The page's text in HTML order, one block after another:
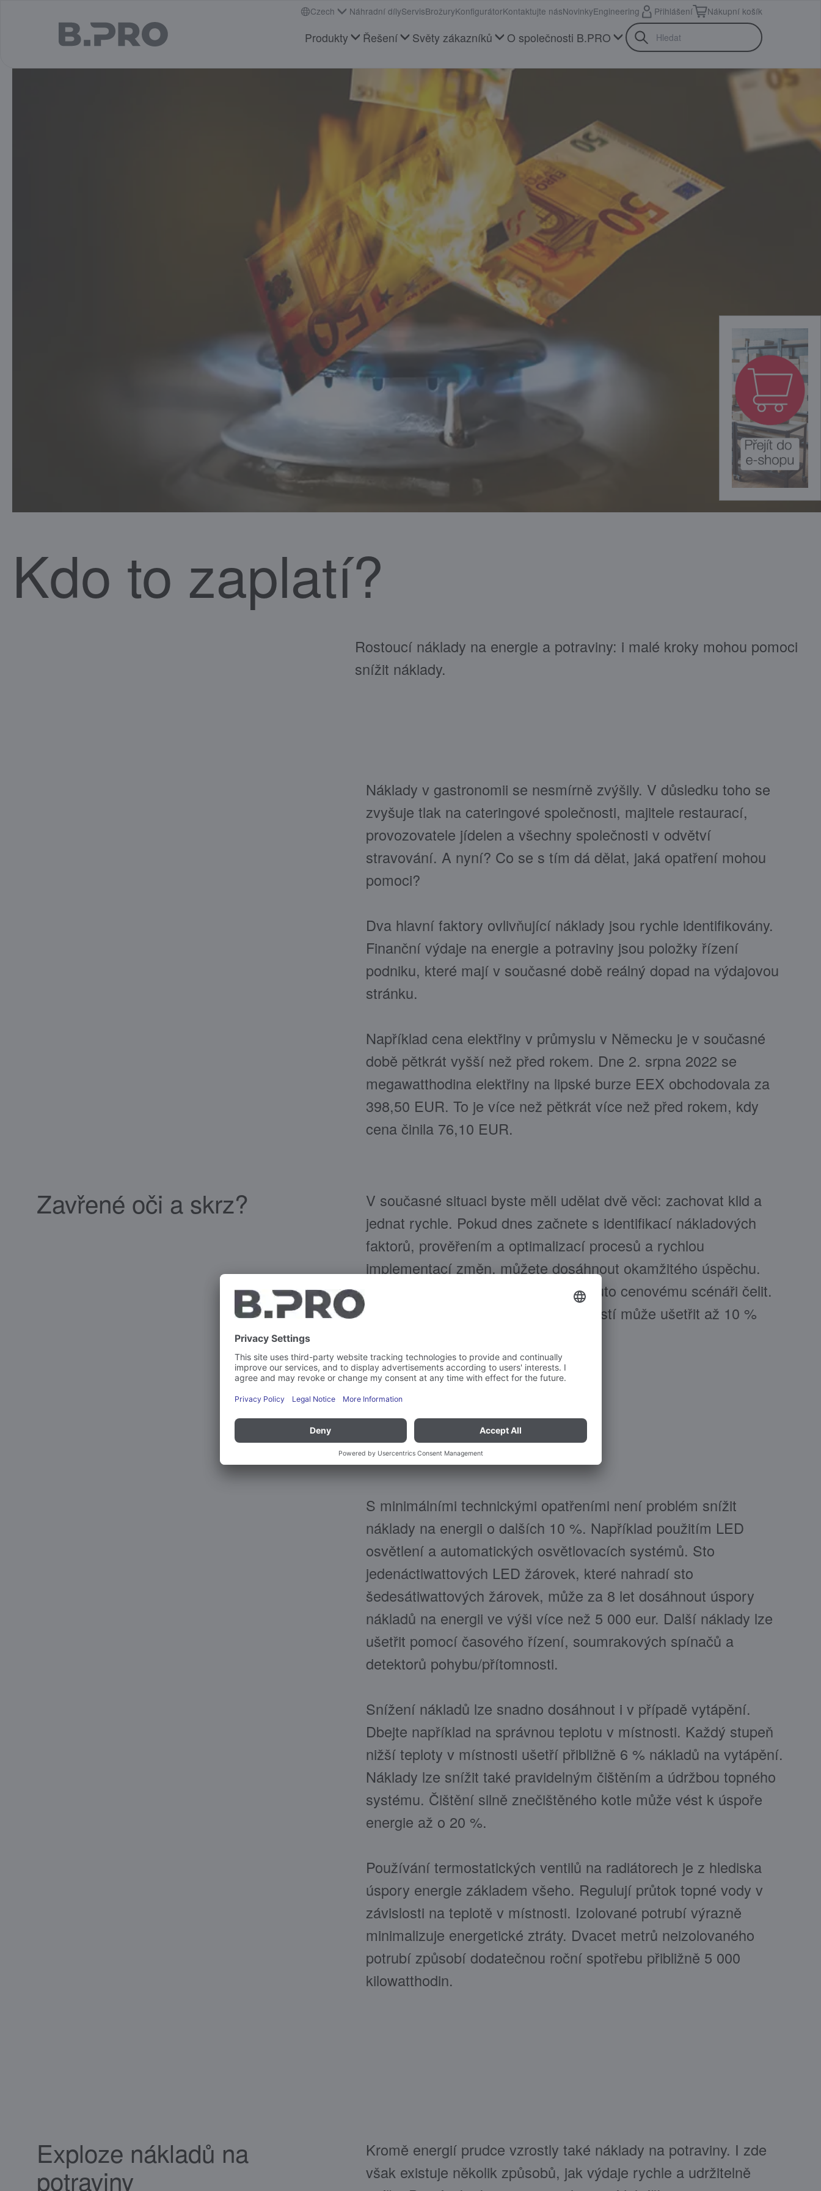
Produkty Řešení Světy zákazníků O společnosti B.PRO
Czech Náhradní dílyServisBrožuryKonfigurátorKontaktujte násNovinkyEngineering Přihlášení Nákupní košík
Kdo to zaplatí?
Rostoucí náklady na energie a potraviny: i malé kroky mohou pomoci
snížit náklady.
Náklady v gastronomii se nesmírně zvýšily. V důsledku toho se
zvyšuje tlak na cateringové společnosti, majitele restaurací,
provozovatele jídelen a všechny společnosti v odvětví
stravování. A nyní? Co se s tím dá dělat, jaká opatření mohou
pomoci?
Dva hlavní faktory ovlivňující náklady jsou rychle identifikovány.
Finanční výdaje na energie a potraviny jsou položky řízení
podniku, které mají v současné době reálný dopad na výdajovou
stránku.
Například cena elektřiny v průmyslu v Německu je v současné
době pětkrát vyšší než před rokem. Dne 2. srpna 2022 se
megawatthodina elektřiny na lipské burze EEX obchodovala za
398,50 EUR. To je více než pětkrát více než před rokem, kdy
cena činila 76,10 EUR.
Zavřené oči a skrz?
V současné situaci byste měli udělat dvě věci: zachovat klid a
jednat rychle. Pokud dnes začnete s identifikací nákladových
faktorů, prověřením a optimalizací procesů a rychlou
implementací změn, můžete dosáhnout okamžitého úspěchu.
Určitě totiž existují způsoby, jak tomuto cenovému scénáři čelit.
Již optimalizace každodenních činností může ušetřit až 10 %
S minimálními technickými opatřeními není problém snížit
náklady na energii o dalších 10 %. Například použitím LED
osvětlení a automatických osvětlovacích systémů. Sto
jedenáctiwattových LED žárovek, které nahradí sto
šedesátiwattových žárovek, může za 8 let dosáhnout úspory
nákladů na energii ve výši více než 5 000 eur. Další náklady lze
ušetřit pomocí časového řízení, soumrakových spínačů a
detektorů pohybu/přítomnosti.
Snížení nákladů lze snadno dosáhnout i v případě vytápění.
Dbejte například na správnou teplotu v místnosti. Každý stupeň
nižší teploty v místnosti ušetří přibližně 6 % nákladů na vytápění.
Náklady lze snížit také pravidelným čištěním a údržbou topného
systému. Čištění silně znečištěného kotle může vést k úspoře
energie až o 20 %.
Používání termostatických ventilů na radiátorech je z hlediska
úspory energie základem všeho. Regulují průtok topné vody v
závislosti na teplotě v místnosti. Izolované potrubí výrazně
minimalizuje energetické ztráty. Dvacet metrů neizolovaného
potrubí způsobí dodatečnou roční spotřebu přibližně 5 000
kilowatthodin.
Exploze nákladů na
potraviny
Kromě energií prudce vzrostly také náklady na potraviny. I zde
však existuje několik způsobů, jak výdaje rychle a udržitelně